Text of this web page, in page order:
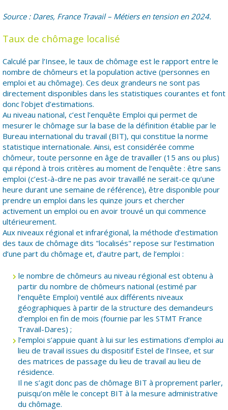
Source : Dares, France Travail – Métiers en tension en 2024.
Taux de chômage localisé
Calculé par l’Insee, le taux de chômage est le rapport entre le
nombre de chômeurs et la population active (personnes en
emploi et au chômage). Ces deux grandeurs ne sont pas
directement disponibles dans les statistiques courantes et font
donc l’objet d’estimations.
Au niveau national, c’est l’enquête Emploi qui permet de
mesurer le chômage sur la base de la définition établie par le
Bureau international du travail (BIT), qui constitue la norme
statistique internationale. Ainsi, est considérée comme
chômeur, toute personne en âge de travailler (15 ans ou plus)
qui répond à trois critères au moment de l’enquête : être sans
emploi (c’est-à-dire ne pas avoir travaillé ne serait-ce qu’une
heure durant une semaine de référence), être disponible pour
prendre un emploi dans les quinze jours et chercher
activement un emploi ou en avoir trouvé un qui commence
ultérieurement.
Aux niveaux régional et infrarégional, la méthode d’estimation
des taux de chômage dits "localisés" repose sur l’estimation
d’une part du chômage et, d’autre part, de l’emploi :
le nombre de chômeurs au niveau régional est obtenu à
partir du nombre de chômeurs national (estimé par
l’enquête Emploi) ventilé aux différents niveaux
géographiques à partir de la structure des demandeurs
d’emploi en fin de mois (fournie par les STMT France
Travail-Dares) ;
l’emploi s’appuie quant à lui sur les estimations d’emploi au
lieu de travail issues du dispositif Estel de l’Insee, et sur
des matrices de passage du lieu de travail au lieu de
résidence.
Il ne s’agit donc pas de chômage BIT à proprement parler,
puisqu’on mêle le concept BIT à la mesure administrative
du chômage.